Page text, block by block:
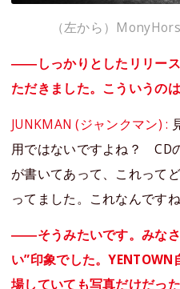
（左から）
――しっかりとしたリリー
ただきました。こういうの
JUNKMAN (ジャンクマン) :
用ではないですよね？ CD
が書いてあって、これって
ってました。これなんですね
――そうみたいです。みな
い”印象でした。
場していても写真だけだっ